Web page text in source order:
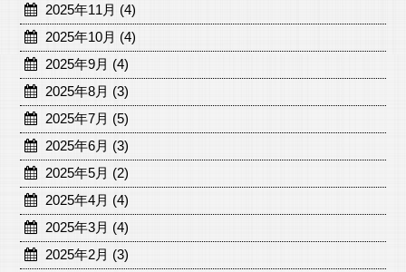
2025年11月 (4)
2025年10月 (4)
2025年9月 (4)
2025年8月 (3)
2025年7月 (5)
2025年6月 (3)
2025年5月 (2)
2025年4月 (4)
2025年3月 (4)
2025年2月 (3)